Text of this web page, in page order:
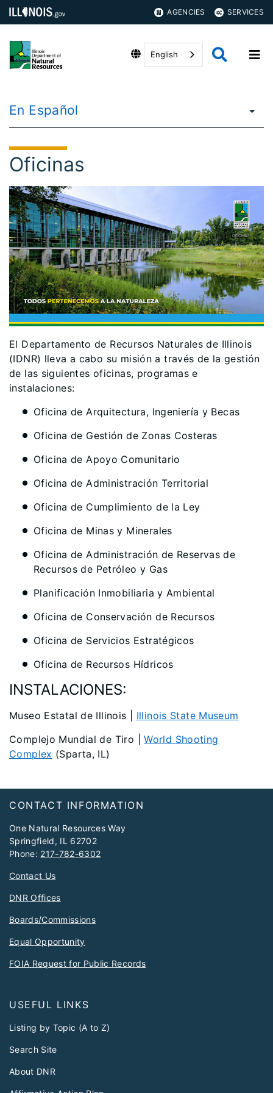
AGENCIES SERVICES
English
En Español
Oficinas
El Departamento de Recursos Naturales de Illinois
(IDNR) lleva a cabo su misión a través de la gestión
de las siguientes oficinas, programas e
instalaciones:
Oficina de Arquitectura, Ingeniería y Becas
Oficina de Gestión de Zonas Costeras
Oficina de Apoyo Comunitario
Oficina de Administración Territorial
Oficina de Cumplimiento de la Ley
Oficina de Minas y Minerales
Oficina de Administración de Reservas de
Recursos de Petróleo y Gas
Planificación Inmobiliaria y Ambiental
Oficina de Conservación de Recursos
Oficina de Servicios Estratégicos
Oficina de Recursos Hídricos
INSTALACIONES:
Museo Estatal de Illinois | Illinois State Museum
Complejo Mundial de Tiro
|World Shooting
Complex (Sparta, IL)
Footer
CONTACT INFORMATION
One Natural Resources Way
Springfield, IL 62702
Phone: 217-782-6302
Contact Us
DNR Offices
Boards/Commissions
Equal Opportunity
FOIA Request for Public Records
USEFUL LINKS
Listing by Topic (A to Z)
Search Site
About DNR